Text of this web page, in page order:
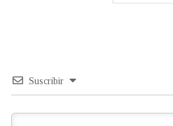
Suscribir